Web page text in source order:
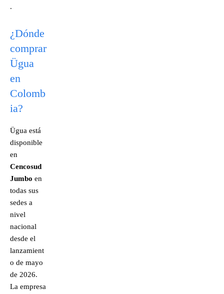
.
¿Dónde
comprar
Ügua
en
Colomb
ia?
Ügua está
disponible
en
Cencosud
Jumbo en
todas sus
sedes a
nivel
nacional
desde el
lanzamient
o de mayo
de 2026.
La empresa